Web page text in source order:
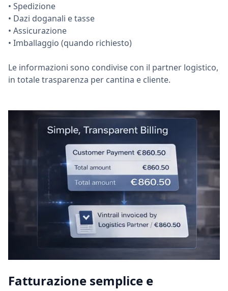
• Spedizione
• Dazi doganali e tasse
• Assicurazione
• Imballaggio (quando richiesto)
Le informazioni sono condivise con il partner logistico,
in totale trasparenza per cantina e cliente.
Fatturazione semplice e